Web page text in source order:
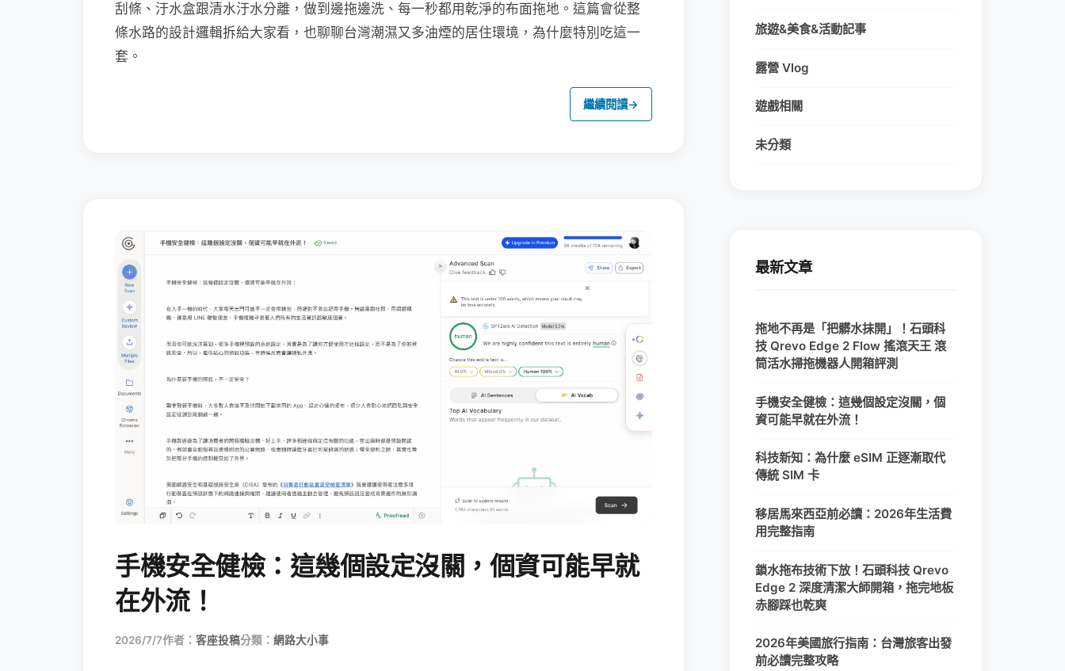
刮條、汙水盒跟清水汙水分離，做到邊拖邊洗、每一秒都用乾淨的布面拖地。這篇會從整
條水路的設計邏輯拆給大家看，也聊聊台灣潮濕又多油煙的居住環境，為什麼特別吃這一
套。
繼續閱讀→
手機安全健檢：這幾個設定沒關，個資可能早就
在外流！
2026/7/7作者： 客座投稿分類： 網路大小事
旅遊&美食&活動記事
露營 Vlog
遊戲相關
未分類
最新文章
拖地不再是「把髒水抹開」！石頭科
技 Qrevo Edge 2 Flow 搖滾天王 滾
筒活水掃拖機器人開箱評測
手機安全健檢：這幾個設定沒關，個
資可能早就在外流！
科技新知：為什麼 eSIM 正逐漸取代
傳統 SIM 卡
移居馬來西亞前必讀：2026年生活費
用完整指南
鎖水拖布技術下放！石頭科技 Qrevo
Edge 2 深度清潔大師開箱，拖完地板
赤腳踩也乾爽
2026年美國旅行指南：台灣旅客出發
前必讀完整攻略